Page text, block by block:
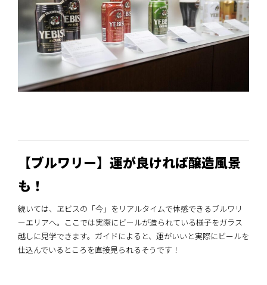
【ブルワリー】運が良ければ醸造風景
も！
続いては、ヱビスの「今」をリアルタイムで体感できるブルワリ
ーエリアへ。ここでは実際にビールが造られている様子をガラス
越しに見学できます。ガイドによると、運がいいと実際にビールを
仕込んでいるところを直接見られるそうです！